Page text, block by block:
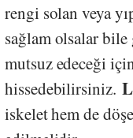
rengi solan veya
sağlam olsalar bile
mutsuz edeceği
hissedebilirsiniz.
iskelet hem de